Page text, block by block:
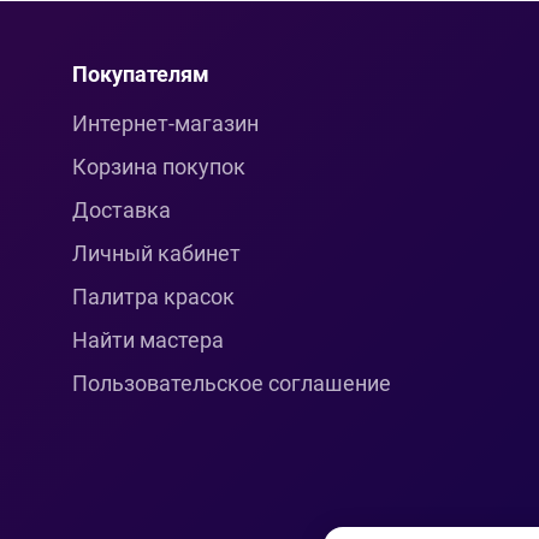
Покупателям
Интернет-магазин
Корзина покупок
Доставка
Личный кабинет
Палитра красок
Найти мастера
Пользовательское соглашение